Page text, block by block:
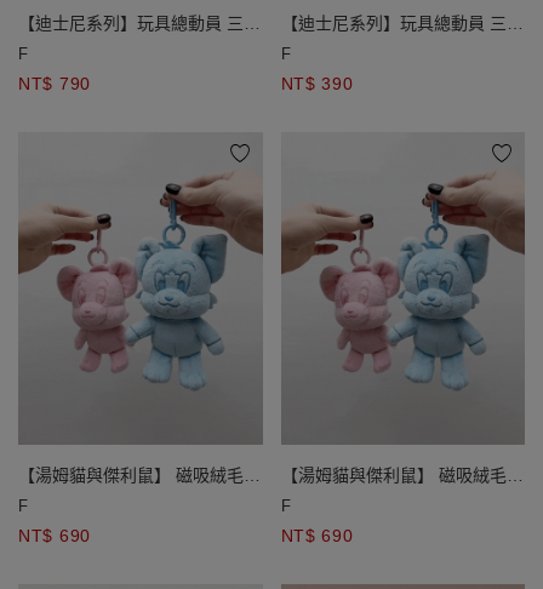
【迪士尼系列】玩具總動員 三彩
格圖案簇絨長地墊
F
NT$ 790
【迪士尼系列】玩具總動員 三眼
怪絨毛大頭造型鑰匙圈盲盒
F
NT$ 390
【湯姆貓與傑利鼠】 磁吸絨毛娃
娃吊飾
F
NT$ 690
【湯姆貓與傑利鼠】 磁吸絨毛娃
娃吊飾
F
NT$ 690